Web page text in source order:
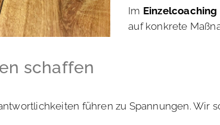
Im Einzelcoaching
auf konkrete
schaffen
führen zu Spannungen. Wir